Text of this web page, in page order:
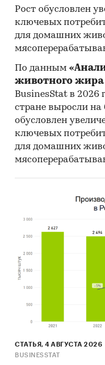
Рост обусловлен
ключевых
для домашних
По данным
животного жира
BusinesStat в 2026
стране выросли на
обусловлен
ключевых
для домашних
СТАТЬЯ, 4 АВГУСТА 2026
BUSINESSTAT